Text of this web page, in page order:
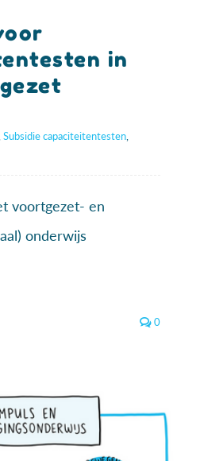
in
Subsidie capaciteitentesten
voortgezet- en
onderwijs
0